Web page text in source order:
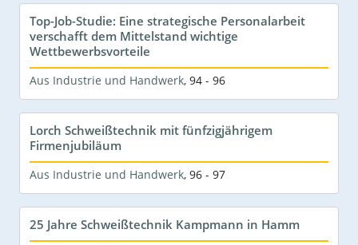
Top-Job-Studie: Eine strategische Personalarbeit
verschafft dem Mittelstand wichtige
Wettbewerbsvorteile
Aus Industrie und Handwerk, 94 - 96
Lorch Schweißtechnik mit fünfzigjährigem
Firmenjubiläum
Aus Industrie und Handwerk, 96 - 97
25 Jahre Schweißtechnik Kampmann in Hamm